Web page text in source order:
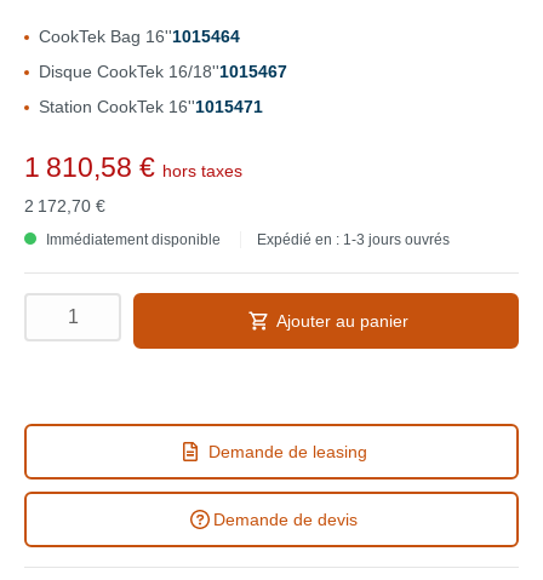
CookTek Bag 16''1015464
Disque CookTek 16/18''1015467
Station CookTek 16''1015471
1 810,58 € hors taxes
2 172,70 €
Immédiatement disponible Expédié en : 1-3 jours ouvrés
Ajouter au panier
Demande de leasing
Demande de devis